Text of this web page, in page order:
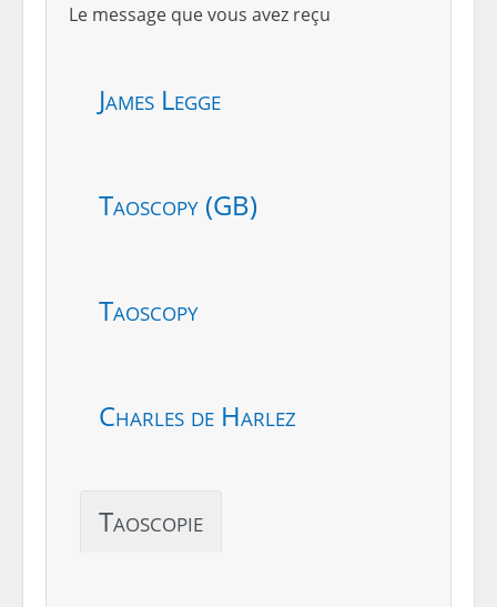
Le message que vous avez reçu
James Legge
Taoscopy (GB)
Taoscopy
Charles de Harlez
Taoscopie